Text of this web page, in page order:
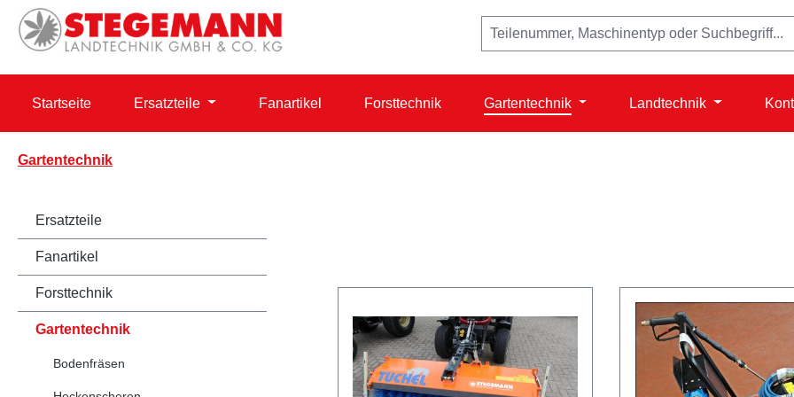
Hauptinhalt springen
Zur Suche springen
Zur Hauptnavigation springen
Startseite Ersatzteile Fanartikel Forsttechnik Gartentechnik Landtechnik
Gartentechnik
Ersatzteile
Fanartikel
Forsttechnik
Gartentechnik
Bodenfräsen